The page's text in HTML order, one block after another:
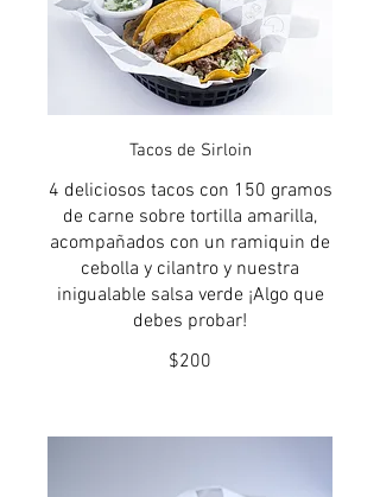
Tacos de Sirloin
4 deliciosos tacos con 150 gramos
de carne sobre tortilla amarilla,
acompañados con un ramiquin de
cebolla y cilantro y nuestra
inigualable salsa verde ¡Algo que
debes probar!
$200